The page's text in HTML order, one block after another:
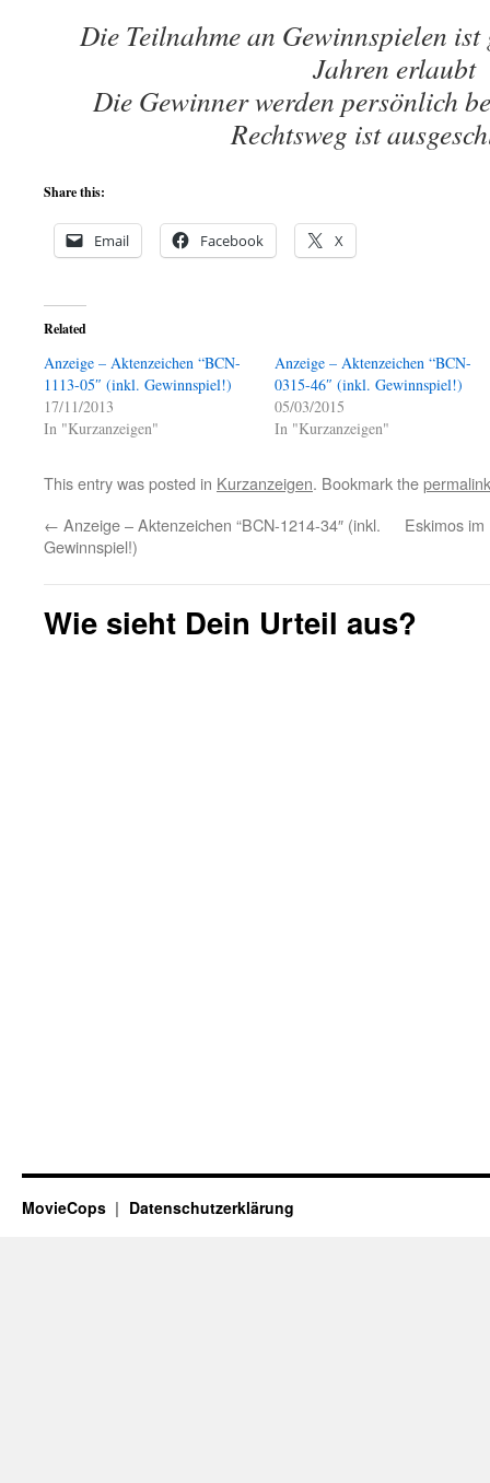
Die Teilnahme an Gewinnspielen
Jahren erlaubt
Die Gewinner werden persönlich
Rechtsweg ist
Share this:
Email Facebook X
Related
Anzeige – Aktenzeichen “BCN-
1113-05″ (inkl. Gewinnspiel!)
17/11/2013
In "Kurzanzeigen"
Anzeige – Aktenzeichen “BCN-
0315-46″ (inkl. Gewinnspiel!)
05/03/2015
In "Kurzanzeigen"
This entry was posted in Kurzanzeigen. Bookmark thepermalink
← Anzeige – Aktenzeichen “BCN-1214-34″ (inkl.
Gewinnspiel!)
Eskimos
Wie sieht Dein Urteil aus?
MovieCops Datenschutzerklärung